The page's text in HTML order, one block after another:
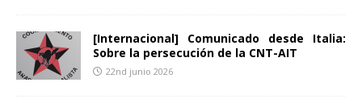
[Internacional] Comunicado desde Italia:
Sobre la persecución de la CNT-AIT
22nd junio 2026